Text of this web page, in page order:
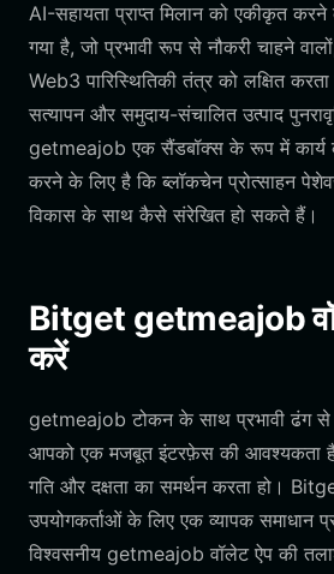
AI-सहायता प्राप्त मिलान को एकीकृत करने
गया है, जो प्रभावी रूप से नौकरी चाहने
Web3 पारिस्थितिकी तंत्र को लक्षित
सत्यापन और समुदाय-संचालित उत्पाद
getmeajob एक सैंडबॉक्स के रूप में कार्य
करने के लिए है कि ब्लॉकचेन प्रोत्साहन
विकास के साथ कैसे संरेखित हो सकते हैं।
Bitget getmeajob
करें
getmeajob टोकन के साथ प्रभावी ढंग से
आपको एक मजबूत इंटरफ़ेस की आवश्यकता है
गति और दक्षता का समर्थन करता हो।
उपयोगकर्ताओं के लिए एक व्यापक समाधान
विश्वसनीय getmeajob वॉलेट ऐप की